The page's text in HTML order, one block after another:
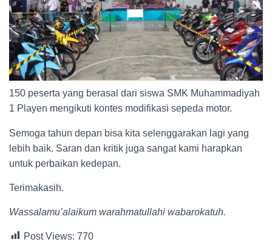
150 peserta yang berasal dari siswa SMK Muhammadiyah
1 Playen mengikuti kontes modifikasi sepeda motor.
Semoga tahun depan bisa kita selenggarakan lagi yang
lebih baik. Saran dan kritik juga sangat kami harapkan
untuk perbaikan kedepan.
Terimakasih.
Wassalamu’alaikum warahmatullahi wabarokatuh.
Post Views: 770